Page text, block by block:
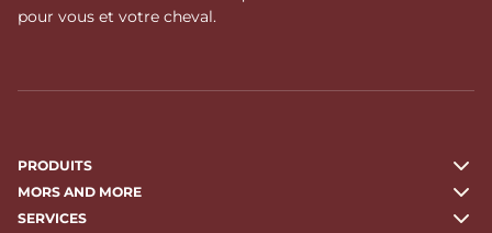
pour vous et votre cheval.
PRODUITS
MORS AND MORE
SERVICES